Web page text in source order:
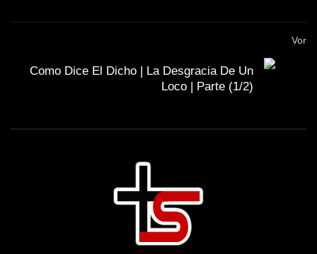
Vor
Como Dice El Dicho | La Desgracia De Un
Loco | Parte (1/2)